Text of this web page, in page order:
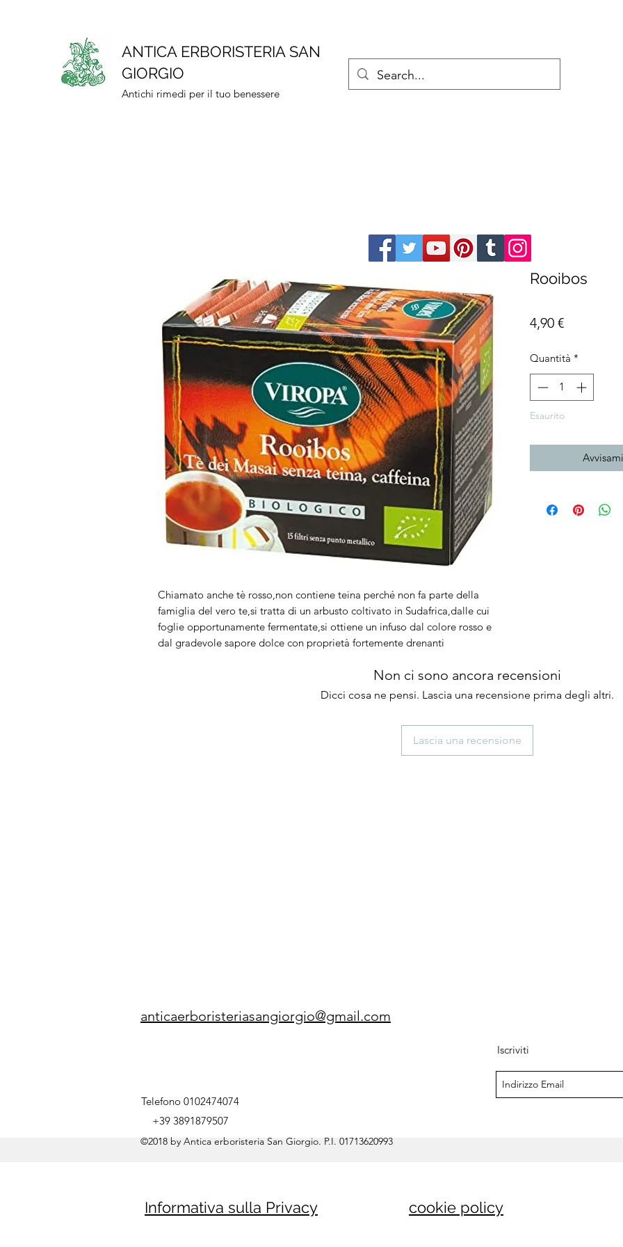
ANTICA ERBORISTERIA SAN
GIORGIO
Antichi rimedi per il tuo benessere
Chiamato anche tè rosso,non contiene teina perché non fa parte della
famiglia del vero te,si tratta di un arbusto coltivato in Sudafrica,dalle cui
foglie opportunamente fermentate,si ottiene un infuso dal colore rosso e
dal gradevole sapore dolce con proprietà fortemente drenanti
Rooibos
4,90 €Prezzo
Quantità *
Esaurito
Non ci sono ancora recensioni
Dicci cosa ne pensi. Lascia una recensione prima degli altri.
Lascia una recensione
anticaerboristeriasangiorgio@gmail.com
Telefono 0102474074
+39 3891879507
Iscriviti
©2018 by Antica erboristeria San Giorgio. P.I. 01713620993
Informativa sulla Privacy cookie policy